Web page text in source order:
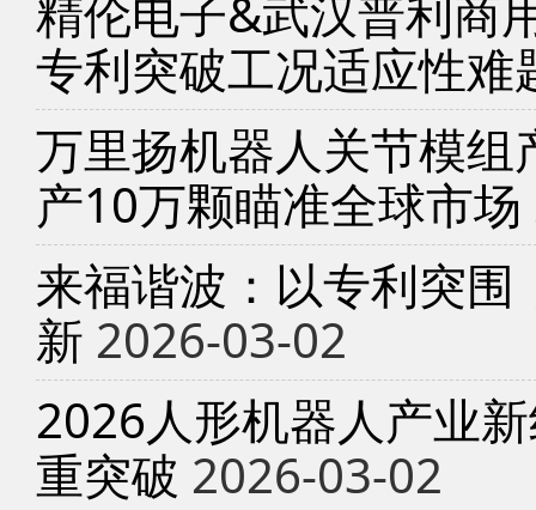
精伦电子&武汉普利商
专利突破工况适应性难
万里扬机器人关节模
产10万颗瞄准全球市场
来福谐波：以专利突
新 2026-03-02
2026人形机器人产业
重突破 2026-03-02